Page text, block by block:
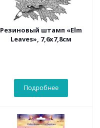
Резиновый штамп «Elm
Leaves», 7,6x7,8см
Подробнее